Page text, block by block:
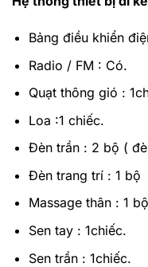
Bảng điều khiển
Radio / FM : Có.
Quạt thông gió :
Loa :1 chiếc.
Đèn trần : 2 bộ (
Đèn trang trí : 1 bộ
Massage thân : 1 bộ
Sen tay : 1chiếc.
Sen trần : 1chiếc.